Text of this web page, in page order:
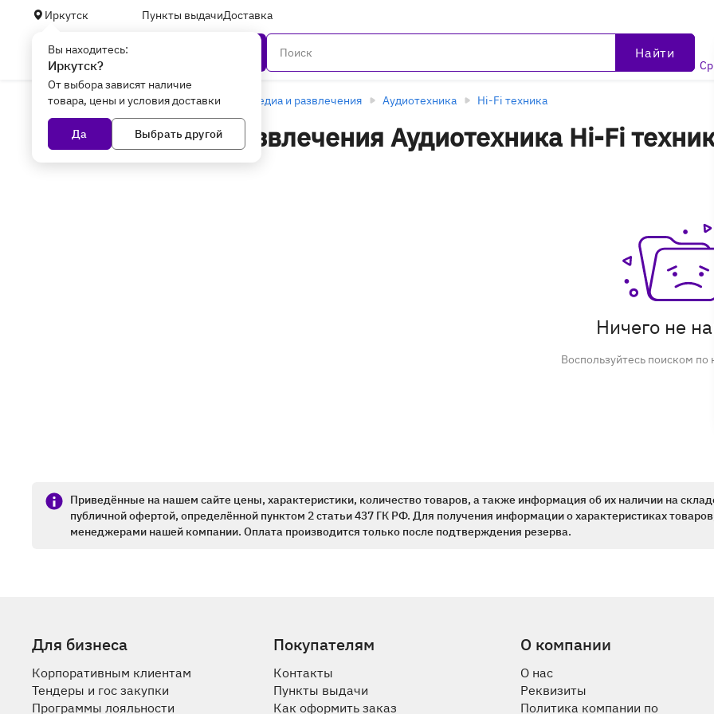
Иркутск Пункты выдачиДоставка
Вы находитесь:
Иркутск?
От выбора зависят наличие
товара, цены и условия доставки
Да Выбрать другой
Найти
Главная Уцененные товары Мультимедиа и развлечения Аудиотехника Hi-Fi техника
Мультимедиа и развлечения Аудиотехника Hi-Fi
Иркутске - уцененные товары
Ничего не
Воспользуйтесь поиском по
Приведённые на нашем сайте цены, характеристики, количество товаров, а также информация об их наличии на
публичной офертой, определённой пунктом 2 статьи 437 ГК РФ. Для получения информации о характеристиках
менеджерами нашей компании. Оплата производится только после подтверждения резерва.
Для бизнеса
Корпоративным клиентам
Тендеры и гос закупки
Программы лояльности
Покупателям
Контакты
Пункты выдачи
Как оформить заказ
О компании
О нас
Реквизиты
Политика компании по